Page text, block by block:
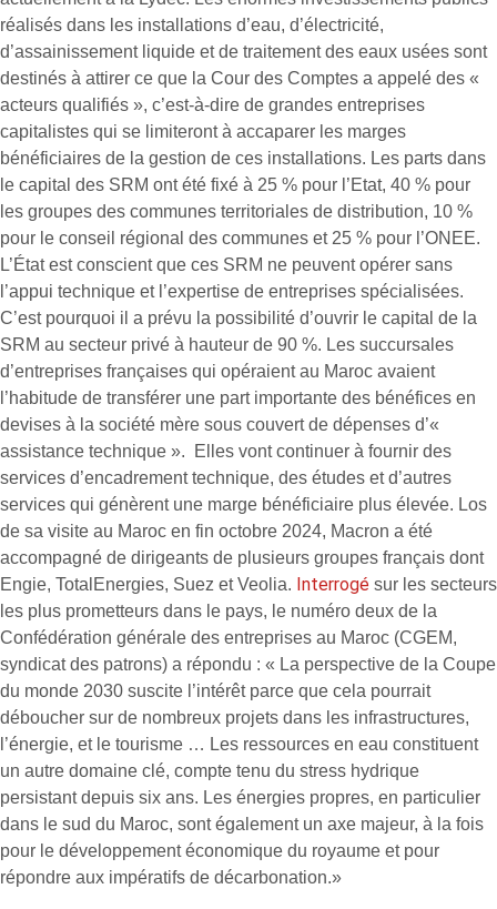
réalisés dans les installations d’eau, d’électricité,
d’assainissement liquide et de traitement des eaux usées sont
destinés à attirer ce que la Cour des Comptes a appelé des «
acteurs qualifiés », c’est-à-dire de grandes entreprises
capitalistes qui se limiteront à accaparer les marges
bénéficiaires de la gestion de ces installations. Les parts dans
le capital des SRM ont été fixé à 25 % pour l’Etat, 40 % pour
les groupes des communes territoriales de distribution, 10 %
pour le conseil régional des communes et 25 % pour l’ONEE.
L’État est conscient que ces SRM ne peuvent opérer sans
l’appui technique et l’expertise de entreprises spécialisées.
C’est pourquoi il a prévu la possibilité d’ouvrir le capital de la
SRM au secteur privé à hauteur de 90 %. Les succursales
d’entreprises françaises qui opéraient au Maroc avaient
l’habitude de transférer une part importante des bénéfices en
devises à la société mère sous couvert de dépenses d’«
assistance technique ». Elles vont continuer à fournir des
services d’encadrement technique, des études et d’autres
services qui génèrent une marge bénéficiaire plus élevée. Los
de sa visite au Maroc en fin octobre 2024, Macron a été
accompagné de dirigeants de plusieurs groupes français dont
Engie, TotalEnergies, Suez et Veolia. Interrogé sur les secteurs
les plus prometteurs dans le pays, le numéro deux de la
Confédération générale des entreprises au Maroc (CGEM,
syndicat des patrons) a répondu : « La perspective de la Coupe
du monde 2030 suscite l’intérêt parce que cela pourrait
déboucher sur de nombreux projets dans les infrastructures,
l’énergie, et le tourisme … Les ressources en eau constituent
un autre domaine clé, compte tenu du stress hydrique
persistant depuis six ans. Les énergies propres, en particulier
dans le sud du Maroc, sont également un axe majeur, à la fois
pour le développement économique du royaume et pour
répondre aux impératifs de décarbonation.»